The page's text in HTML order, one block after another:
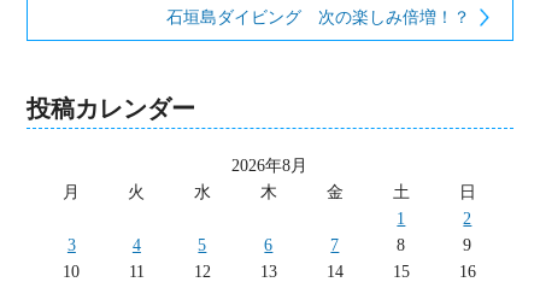
石垣島ダイビング 次の楽しみ倍増！？
投稿カレンダー
2026年8月
月
火 水 木 金 土
日
1
2
3
4 5 6 7 8
9
10
11 12 13 14 15
16